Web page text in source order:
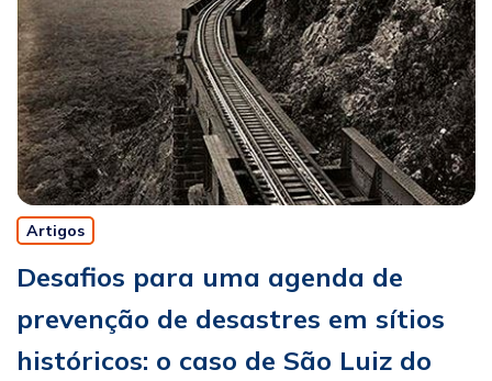
Artigos
Desafios para uma agenda de
prevenção de desastres em sítios
históricos: o caso de São Luiz do